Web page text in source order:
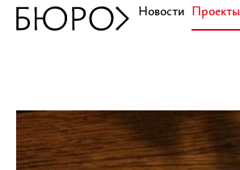
Новости Проекты